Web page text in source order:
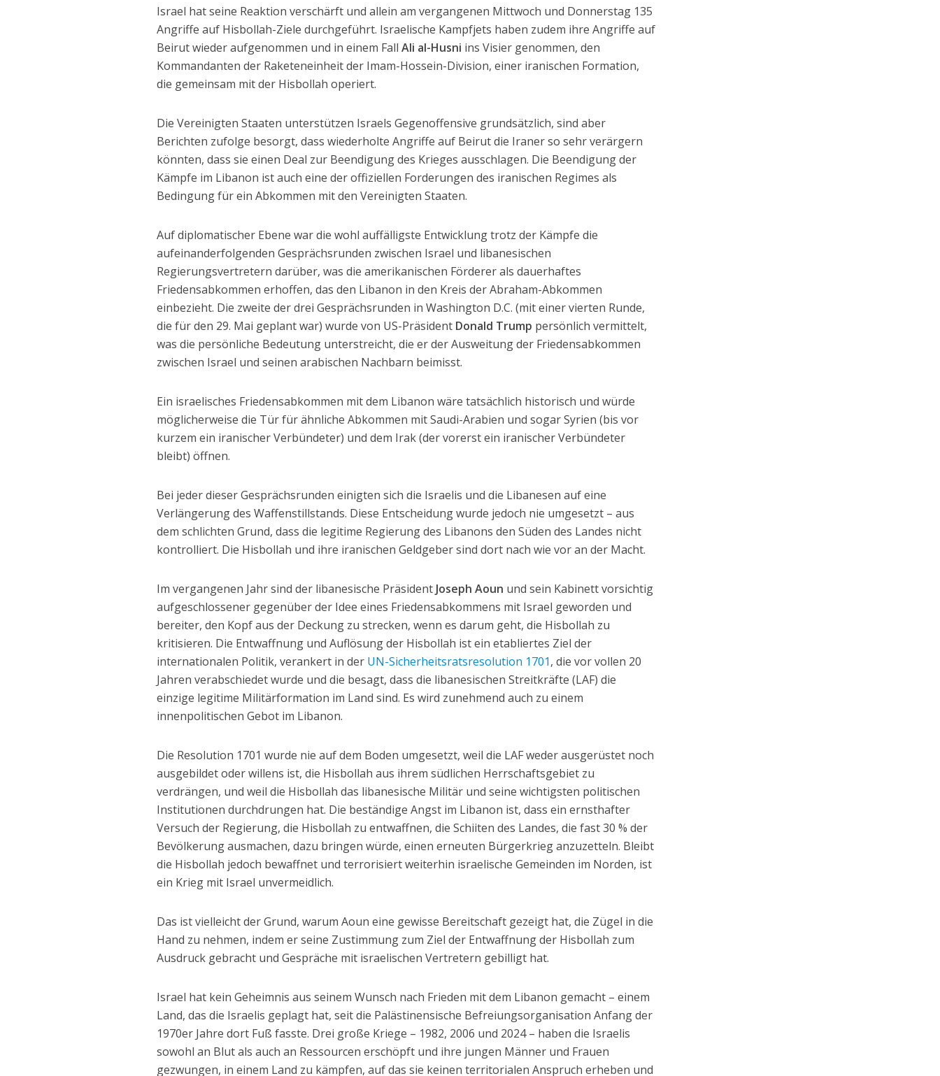
Israel hat seine Reaktion verschärft und allein am vergangenen Mittwoch und Donnerstag 135
Angriffe auf Hisbollah-Ziele durchgeführt. Israelische Kampfjets haben zudem ihre Angriffe auf
Beirut wieder aufgenommen und in einem FallAli al-Husni ins Visier genommen, den
Kommandanten der Raketeneinheit der Imam-Hossein-Division, einer iranischen Formation,
die gemeinsam mit der Hisbollah operiert.
Die Vereinigten Staaten unterstützen Israels Gegenoffensive grundsätzlich, sind aber
Berichten zufolge besorgt, dass wiederholte Angriffe auf Beirut die Iraner so sehr verärgern
könnten, dass sie einen Deal zur Beendigung des Krieges ausschlagen. Die Beendigung der
Kämpfe im Libanon ist auch eine der offiziellen Forderungen des iranischen Regimes als
Bedingung für ein Abkommen mit den Vereinigten Staaten.
Auf diplomatischer Ebene war die wohl auffälligste Entwicklung trotz der Kämpfe die
aufeinanderfolgenden Gesprächsrunden zwischen Israel und libanesischen
Regierungsvertretern darüber, was die amerikanischen Förderer als dauerhaftes
Friedensabkommen erhoffen, das den Libanon in den Kreis der Abraham-Abkommen
einbezieht. Die zweite der drei Gesprächsrunden in Washington D.C. (mit einer vierten Runde,
die für den 29. Mai geplant war) wurde von US-Präsident Donald Trump persönlich vermittelt,
was die persönliche Bedeutung unterstreicht, die er der Ausweitung der Friedensabkommen
zwischen Israel und seinen arabischen Nachbarn beimisst.
Ein israelisches Friedensabkommen mit dem Libanon wäre tatsächlich historisch und würde
möglicherweise die Tür für ähnliche Abkommen mit Saudi-Arabien und sogar Syrien (bis vor
kurzem ein iranischer Verbündeter) und dem Irak (der vorerst ein iranischer Verbündeter
bleibt) öffnen.
Bei jeder dieser Gesprächsrunden einigten sich die Israelis und die Libanesen auf eine
Verlängerung des Waffenstillstands. Diese Entscheidung wurde jedoch nie umgesetzt – aus
dem schlichten Grund, dass die legitime Regierung des Libanons den Süden des Landes nicht
kontrolliert. Die Hisbollah und ihre iranischen Geldgeber sind dort nach wie vor an der Macht.
Im vergangenen Jahr sind der libanesische PräsidentJoseph Aoun und sein Kabinett vorsichtig
aufgeschlossener gegenüber der Idee eines Friedensabkommens mit Israel geworden und
bereiter, den Kopf aus der Deckung zu strecken, wenn es darum geht, die Hisbollah zu
kritisieren. Die Entwaffnung und Auflösung der Hisbollah ist ein etabliertes Ziel der
internationalen Politik, verankert in der UN-Sicherheitsratsresolution 1701, die vor vollen 20
Jahren verabschiedet wurde und die besagt, dass die libanesischen Streitkräfte (LAF) die
einzige legitime Militärformation im Land sind. Es wird zunehmend auch zu einem
innenpolitischen Gebot im Libanon.
Die Resolution 1701 wurde nie auf dem Boden umgesetzt, weil die LAF weder ausgerüstet noch
ausgebildet oder willens ist, die Hisbollah aus ihrem südlichen Herrschaftsgebiet zu
verdrängen, und weil die Hisbollah das libanesische Militär und seine wichtigsten politischen
Institutionen durchdrungen hat. Die beständige Angst im Libanon ist, dass ein ernsthafter
Versuch der Regierung, die Hisbollah zu entwaffnen, die Schiiten des Landes, die fast 30 % der
Bevölkerung ausmachen, dazu bringen würde, einen erneuten Bürgerkrieg anzuzetteln. Bleibt
die Hisbollah jedoch bewaffnet und terrorisiert weiterhin israelische Gemeinden im Norden, ist
ein Krieg mit Israel unvermeidlich.
Das ist vielleicht der Grund, warum Aoun eine gewisse Bereitschaft gezeigt hat, die Zügel in die
Hand zu nehmen, indem er seine Zustimmung zum Ziel der Entwaffnung der Hisbollah zum
Ausdruck gebracht und Gespräche mit israelischen Vertretern gebilligt hat.
Israel hat kein Geheimnis aus seinem Wunsch nach Frieden mit dem Libanon gemacht – einem
Land, das die Israelis geplagt hat, seit die Palästinensische Befreiungsorganisation Anfang der
1970er Jahre dort Fuß fasste. Drei große Kriege – 1982, 2006 und 2024 – haben die Israelis
sowohl an Blut als auch an Ressourcen erschöpft und ihre jungen Männer und Frauen
gezwungen, in einem Land zu kämpfen, auf das sie keinen territorialen Anspruch erheben und